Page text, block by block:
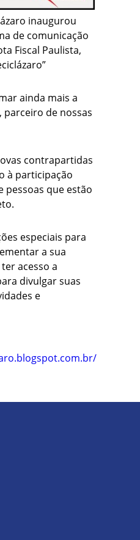
inaugurou
de comunicação
Fiscal Paulista,
ainda mais a
parceiro de nossas
contrapartidas
à participação
pessoas que estão
especiais para
a sua
acesso a
divulgar suas
e